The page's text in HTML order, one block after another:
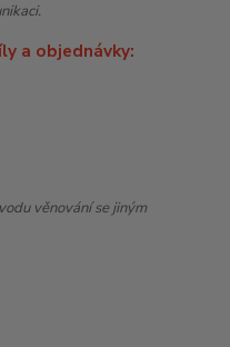
a objednávky:
věnování se jiným